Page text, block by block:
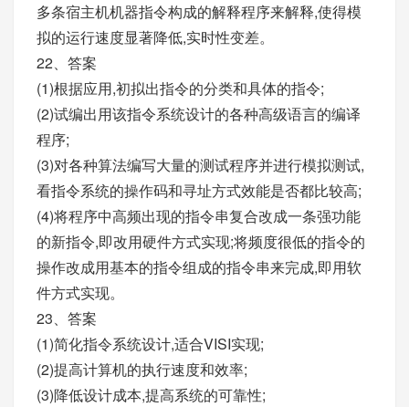
多条宿主机机器指令构成的解释程序来解释,使得模
拟的运行速度显著降低,实时性变差。
22、答案
(1)根据应用,初拟出指令的分类和具体的指令;
(2)试编出用该指令系统设计的各种高级语言的编译
程序;
(3)对各种算法编写大量的测试程序并进行模拟测试,
看指令系统的操作码和寻址方式效能是否都比较高;
(4)将程序中高频出现的指令串复合改成一条强功能
的新指令,即改用硬件方式实现;将频度很低的指令的
操作改成用基本的指令组成的指令串来完成,即用软
件方式实现。
23、答案
(1)简化指令系统设计,适合VISI实现;
(2)提高计算机的执行速度和效率;
(3)降低设计成本,提高系统的可靠性;